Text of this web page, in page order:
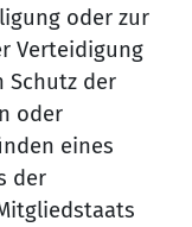
oder zur
Verteidigung
Schutz der
oder
eines
der